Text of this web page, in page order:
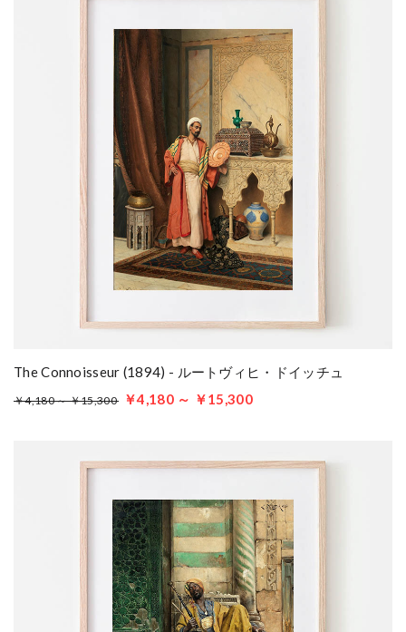
The Connoisseur (1894) - ルートヴィヒ・ドイッチュ
￥4,180 ～ ￥15,300 ￥4,180 ～ ￥15,300